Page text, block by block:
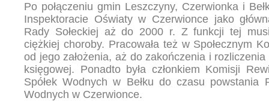
Po połączeniu gmin Leszczyny, Czerwionka i
Inspektoracie Oświaty w Czerwionce jako
Rady Sołeckiej aż do 2000 r. Z funkcji tej
ciężkiej choroby. Pracowała też w Społecznym
od jego założenia, aż do zakończenia i
księgowej. Ponadto była członkiem Komisji
Spółek Wodnych w Bełku do czasu powstania
Wodnych w Czerwionce.